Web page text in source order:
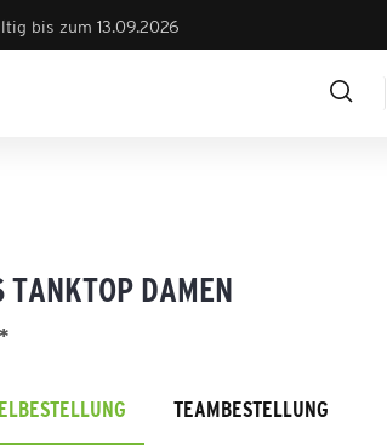
bis zum 13.09.2026
TANKTOP DAMEN
TEAMBESTELLUNG